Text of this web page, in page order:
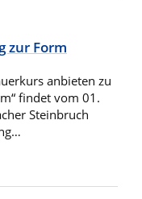
zur Form
anbieten zu
findet vom 01.
Steinbruch